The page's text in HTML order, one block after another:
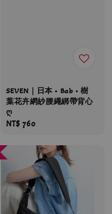
SEVEN｜日本 • Bab • 樹
葉花卉網紗腰繩綁帶背心
ღ
Regular
NT$ 760